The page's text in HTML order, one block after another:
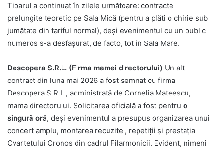
Tiparul a continuat în zilele următoare: contracte
prelungite teoretic pe Sala Mică (pentru a plăti o chirie sub
jumătate din tariful normal), deși evenimentul cu un public
numeros s-a desfășurat, de facto, tot în Sala Mare.
Descopera S.R.L. (Firma mamei directorului) Un alt
contract din luna mai 2026 a fost semnat cu firma
Descopera S.R.L., administrată de Cornelia Mateescu,
mama directorului. Solicitarea oficială a fost pentru o
singură oră, deși evenimentul a presupus organizarea unui
concert amplu, montarea recuzitei, repetiții și prestația
Cvartetului Cronos din cadrul Filarmonicii. Evident, nimeni